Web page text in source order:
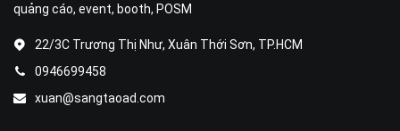
quảng cáo, event, booth, POSM
22/3C Trương Thị Như, Xuân Thới Sơn, TP.HCM
0946699458
xuan@sangtaoad.com